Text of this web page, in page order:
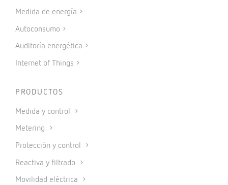
Medida de energía
Autoconsumo
Auditoría energética
Internet of Things
PRODUCTOS
Medida y control
Metering
Protección y control
Reactiva y filtrado
Movilidad eléctrica